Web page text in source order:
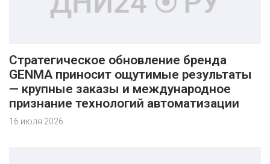
Стратегическое обновление бренда
GENMA приносит ощутимые результаты
— крупные заказы и международное
признание технологий автоматизации
16 июля 2026